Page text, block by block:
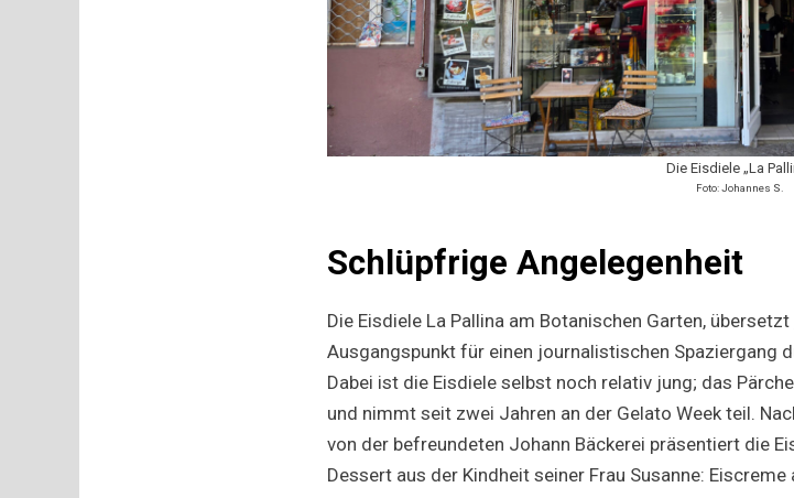
Die Eisdiele „La
Foto: Johannes S.
Schlüpfrige Angelegenheit
Die Eisdiele La Pallina am Botanischen Garten,
Ausgangspunkt für einen journalistischen Spaziergang
Dabei ist die Eisdiele selbst noch relativ jung; das
und nimmt seit zwei Jahren an der Gelato Week teil.
von der befreundeten Johann Bäckerei präsentiert die
Dessert aus der Kindheit seiner Frau Susanne: